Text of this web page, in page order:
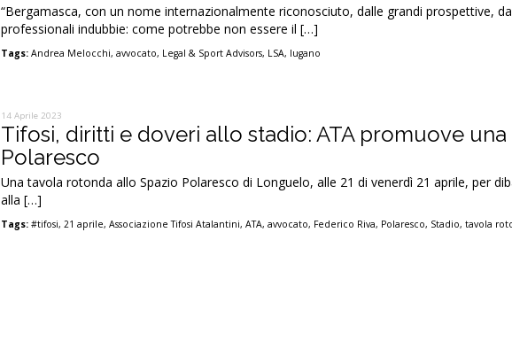
“Bergamasca, con un nome internazionalmente riconosciuto, dalle grandi prospettive,
professionali indubbie: come potrebbe non essere il […]
Tags: Andrea Melocchi,avvocato, Legal & Sport Advisors, LSA, lugano
14 Aprile 2023
Tifosi, diritti e doveri allo stadio: ATA promuove una
Polaresco
Una tavola rotonda allo Spazio Polaresco di Longuelo, alle 21 di venerdì 21 aprile, per
alla […]
Tags: #tifosi,21 aprile,Associazione Tifosi Atalantini,ATA,avvocato, Federico Riva, Polaresco, Stadio,tavola